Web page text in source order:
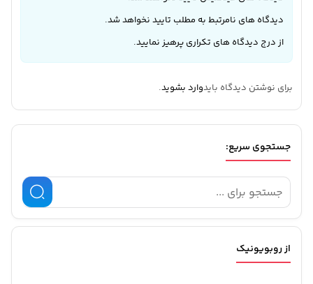
دیدگاه های نامرتبط به مطلب تایید نخواهد شد.
از درج دیدگاه های تکراری پرهیز نمایید.
برای نوشتن دیدگاه بایدوارد بشوید.
جستجوی سریع:
از روبویونیک